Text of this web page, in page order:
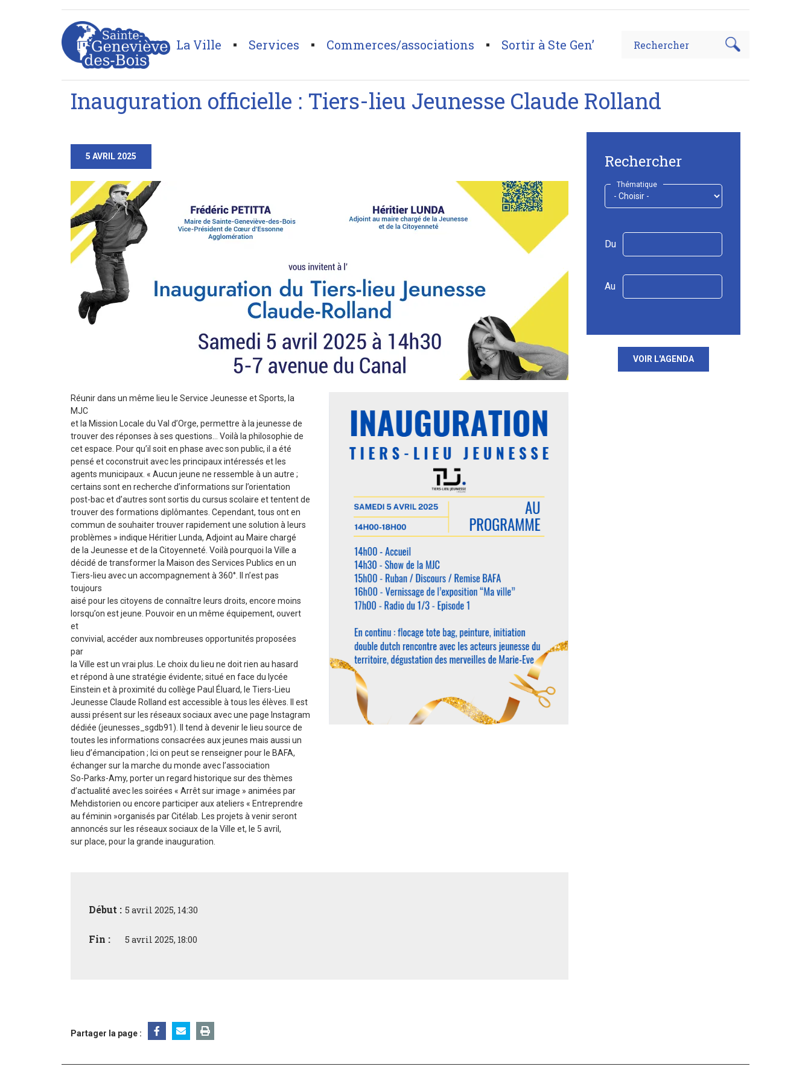
La Ville Services Commerces/associations Sortir à Ste Gen’
Page d'accueil>Inauguration officielle : Tiers-lieu Jeunesse Claude Rolland
Inauguration officielle : Tiers-lieu Jeunesse Claude Rolland
5 AVRIL 2025
Réunir dans un même lieu le Service Jeunesse et Sports, la
MJC
et la Mission Locale du Val d’Orge, permettre à la jeunesse de
trouver des réponses à ses questions… Voilà la philosophie de
cet espace. Pour qu’il soit en phase avec son public, il a été
pensé et coconstruit avec les principaux intéressés et les
agents municipaux. « Aucun jeune ne ressemble à un autre ;
certains sont en recherche d’informations sur l’orientation
post-bac et d’autres sont sortis du cursus scolaire et tentent de
trouver des formations diplômantes. Cependant, tous ont en
commun de souhaiter trouver rapidement une solution à leurs
problèmes » indique Héritier Lunda, Adjoint au Maire chargé
de la Jeunesse et de la Citoyenneté. Voilà pourquoi la Ville a
décidé de transformer la Maison des Services Publics en un
Tiers-lieu avec un accompagnement à 360°. Il n’est pas
toujours
aisé pour les citoyens de connaître leurs droits, encore moins
lorsqu’on est jeune. Pouvoir en un même équipement, ouvert
et
convivial, accéder aux nombreuses opportunités proposées
par
la Ville est un vrai plus. Le choix du lieu ne doit rien au hasard
et répond à une stratégie évidente; situé en face du lycée
Einstein et à proximité du collège Paul Éluard, le Tiers-Lieu
Jeunesse Claude Rolland est accessible à tous les élèves. Il est
aussi présent sur les réseaux sociaux avec une page Instagram
dédiée (jeunesses_sgdb91). Il tend à devenir le lieu source de
toutes les informations consacrées aux jeunes mais aussi un
lieu d’émancipation ; Ici on peut se renseigner pour le BAFA,
échanger sur la marche du monde avec l’association
So-Parks-Amy, porter un regard historique sur des thèmes
d’actualité avec les soirées « Arrêt sur image » animées par
Mehdistorien ou encore participer aux ateliers « Entreprendre
au féminin »organisés par Citélab. Les projets à venir seront
annoncés sur les réseaux sociaux de la Ville et, le 5 avril,
sur place, pour la grande inauguration.
Début : 5 avril 2025, 14:30
Fin : 5 avril 2025, 18:00
Rechercher
Thématique
Du
Au
VOIR L'AGENDA
Partager la page :